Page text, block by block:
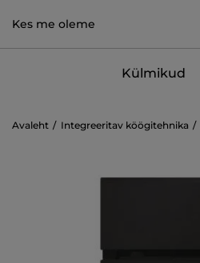
Kes me oleme
Külmikud
Avaleht Integreeritav köögitehnika